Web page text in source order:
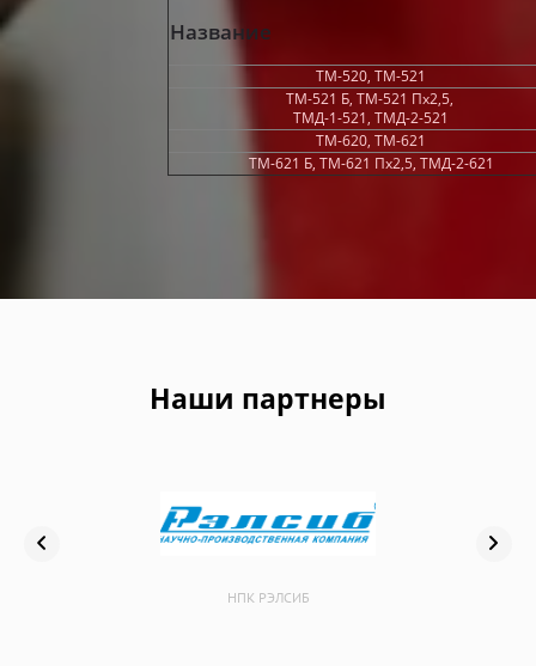
Название
ТМ-520, ТМ-521
ТМ-521 Б, ТМ-521 Пх2,5,
ТМД-1-521, ТМД-2-521
ТМ-620, ТМ-621
ТМ-621 Б, ТМ-621 Пх2,5, ТМД-2-621
Наши партнеры
НПК РЭЛСИБ